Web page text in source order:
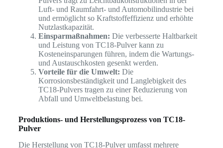
Luft- und Raumfahrt- und Automobilindustrie bei
und ermöglicht so Kraftstoffeffizienz und erhöhte
Nutzlastkapazität.
Einsparmaßnahmen: Die verbesserte Haltbarkeit
und Leistung von TC18-Pulver kann zu
Kosteneinsparungen führen, indem die Wartungs-
und Austauschkosten gesenkt werden.
Vorteile für die Umwelt: Die
Korrosionsbeständigkeit und Langlebigkeit des
TC18-Pulvers tragen zu einer Reduzierung von
Abfall und Umweltbelastung bei.
Produktions- und Herstellungsprozess von TC18-
Pulver
Die Herstellung von TC18-Pulver umfasst mehrere